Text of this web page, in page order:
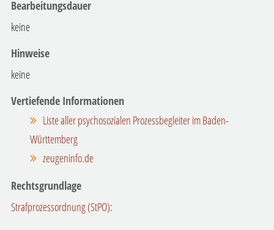
Bearbeitungsdauer
keine
Hinweise
keine
Vertiefende Informationen
Liste aller psychosozialen Prozessbegleiter im Baden-
Württemberg
zeugeninfo.de
Rechtsgrundlage
Strafprozessordnung (StPO):